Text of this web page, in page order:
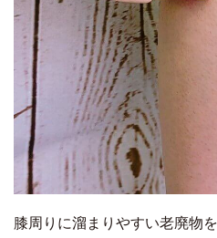
膝周りに溜まりやすい老廃物